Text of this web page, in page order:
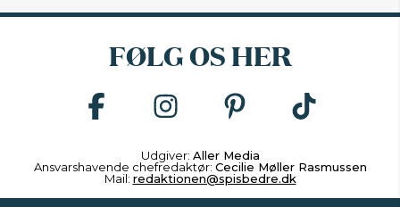
FØLG OS HER
Udgiver: Aller Media
Ansvarshavende chefredaktør: Cecilie Møller Rasmussen
Mail: redaktionen@spisbedre.dk